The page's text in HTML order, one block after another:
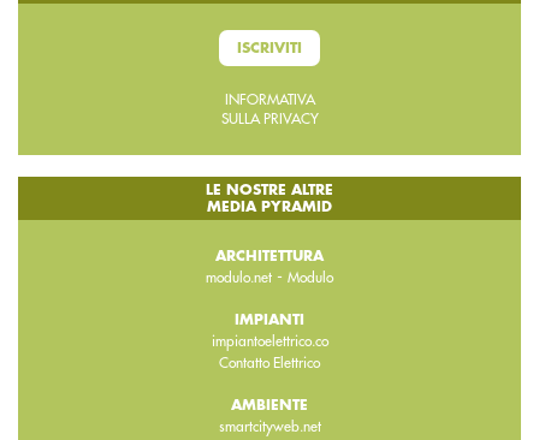
ISCRIVITI
INFORMATIVA
SULLA PRIVACY
LE NOSTRE ALTRE
MEDIA PYRAMID
ARCHITETTURA
modulo.net - Modulo
IMPIANTI
impiantoelettrico.co
Contatto Elettrico
AMBIENTE
smartcityweb.net